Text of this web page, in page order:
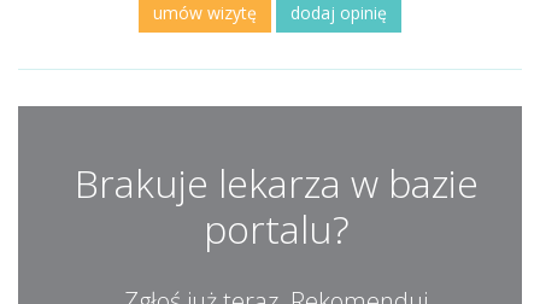
umów wizytę dodaj opinię
Brakuje lekarza w bazie
portalu?